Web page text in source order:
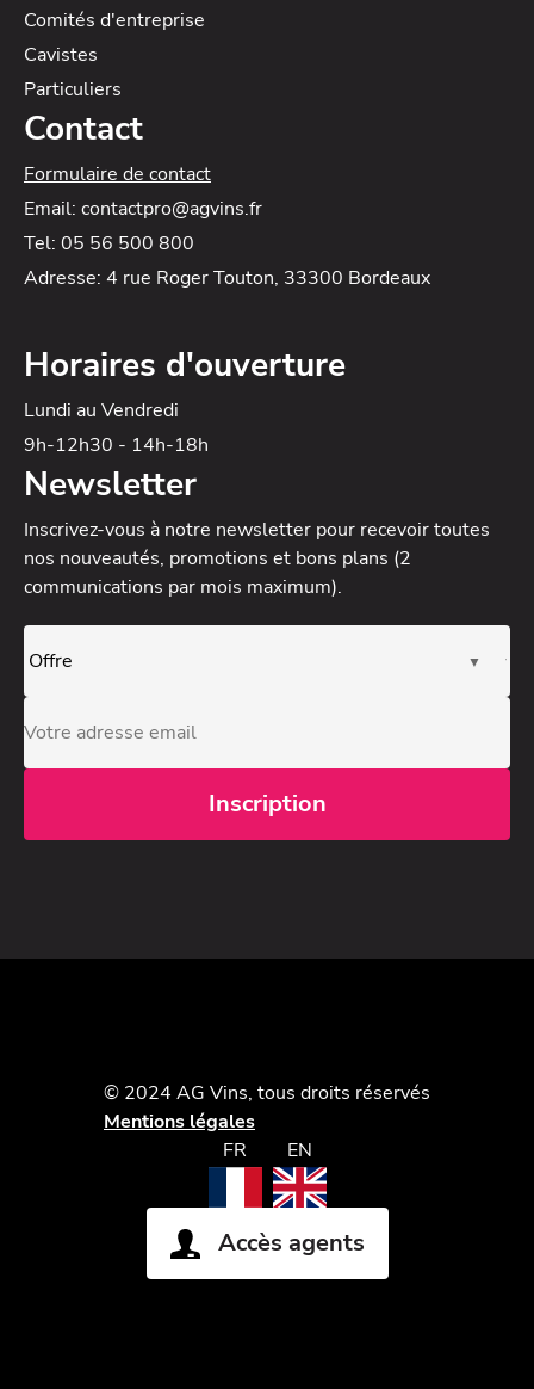
Comités d'entreprise
Cavistes
Particuliers
Contact
Formulaire de contact
Email: contactpro@agvins.fr
Tel: 05 56 500 800
Adresse: 4 rue Roger Touton, 33300 Bordeaux
Horaires d'ouverture
Lundi au Vendredi
9h-12h30 - 14h-18h
Newsletter
Inscrivez-vous à notre newsletter pour recevoir toutes
nos nouveautés, promotions et bons plans (2
communications par mois maximum).
© 2024 AG Vins, tous droits réservés
Mentions légales
FR
EN
Accès agents